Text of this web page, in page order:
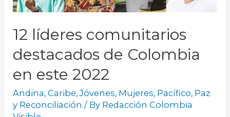
12 líderes comunitarios
destacados de Colombia
en este 2022
Andina,Caribe,Jóvenes, Mujeres, Pacífico, Paz
y Reconciliación / By Redacción Colombia